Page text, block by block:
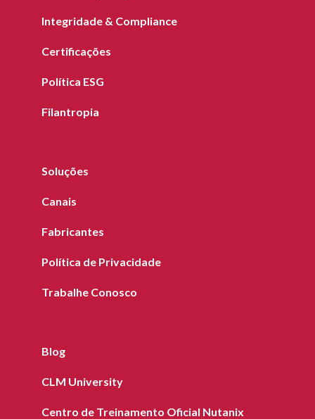
Integridade & Compliance
Certificações
Política ESG
Filantropia
Soluções
Canais
Fabricantes
Política de Privacidade
Trabalhe Conosco
Blog
CLM University
Centro de Treinamento Oficial Nutanix